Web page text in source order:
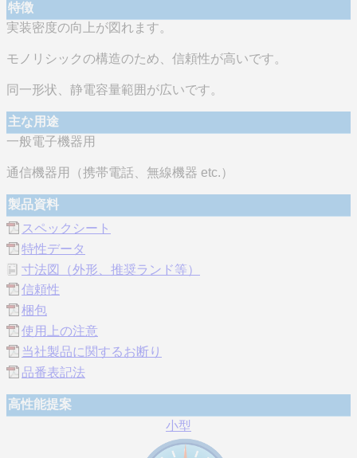
特徴
実装密度の向上が図れます。
モノリシックの構造のため、信頼性が高いです。
同一形状、静電容量範囲が広いです。
主な用途
一般電子機器用
通信機器用（携帯電話、無線機器 etc.）
製品資料
スペックシート
特性データ
寸法図（外形、推奨ランド等）
信頼性
梱包
使用上の注意
当社製品に関するお断り
品番表記法
高性能提案
小型